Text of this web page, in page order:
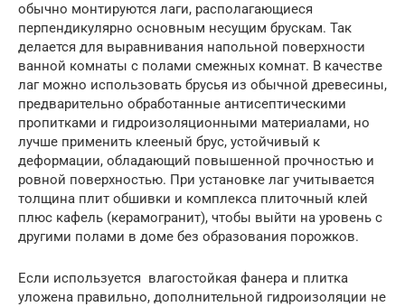
обычно монтируются лаги, располагающиеся
перпендикулярно основным несущим брускам. Так
делается для выравнивания напольной поверхности
ванной комнаты с полами смежных комнат. В качестве
лаг можно использовать брусья из обычной древесины,
предварительно обработанные антисептическими
пропитками и гидроизоляционными материалами, но
лучше применить клееный брус, устойчивый к
деформации, обладающий повышенной прочностью и
ровной поверхностью. При установке лаг учитывается
толщина плит обшивки и комплекса плиточный клей
плюс кафель (керамогранит), чтобы выйти на уровень с
другими полами в доме без образования порожков.
Если используется влагостойкая фанера и плитка
уложена правильно, дополнительной гидроизоляции не